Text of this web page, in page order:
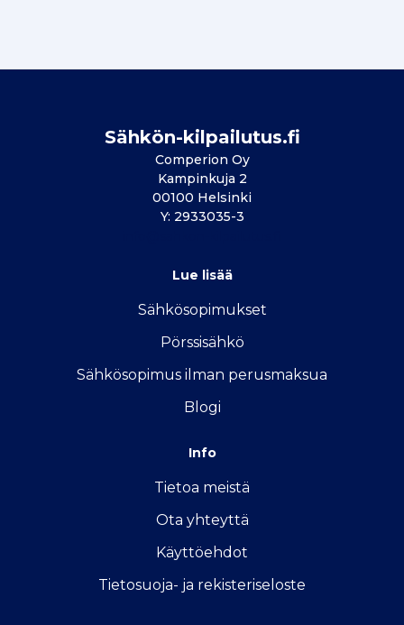
Sähkön-kilpailutus.fi
Comperion Oy
Kampinkuja 2
00100 Helsinki
Y: 2933035-3
Lue lisää
Sähkösopimukset
Pörssisähkö
Sähkösopimus ilman perusmaksua
Blogi
Info
Tietoa meistä
Ota yhteyttä
Käyttöehdot
Tietosuoja- ja rekisteriseloste